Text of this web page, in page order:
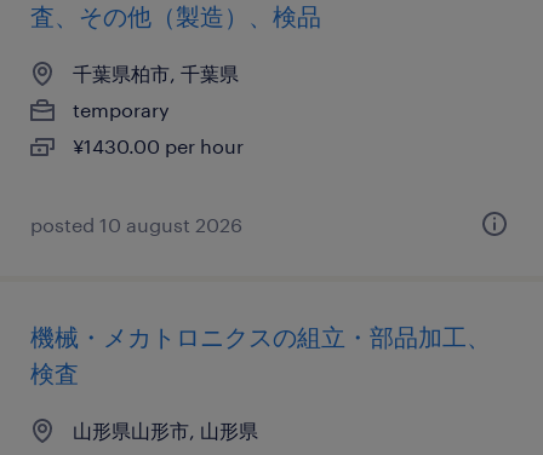
査、その他（製造）、検品
千葉県柏市, 千葉県
temporary
¥1430.00 per hour
posted 10 august 2026
機械・メカトロニクスの組立・部品加工、
検査
山形県山形市, 山形県